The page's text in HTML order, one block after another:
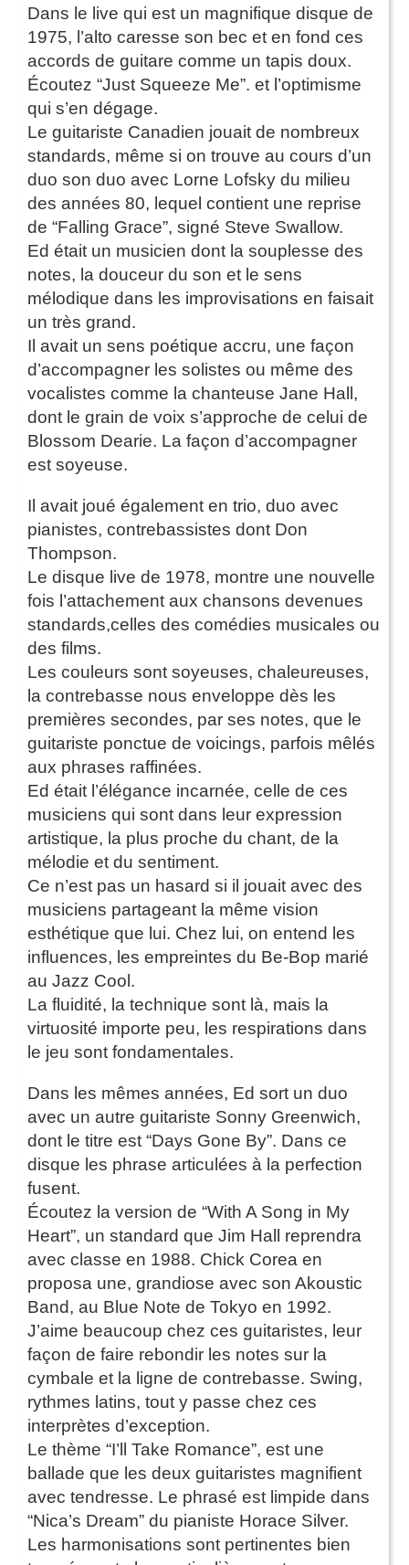
Dans le live qui est un magnifique disque de
1975, l’alto caresse son bec et en fond ces
accords de guitare comme un tapis doux.
Écoutez “Just Squeeze Me”. et l’optimisme
qui s’en dégage.
Le guitariste Canadien jouait de nombreux
standards, même si on trouve au cours d’un
duo son duo avec Lorne Lofsky du milieu
des années 80, lequel contient une reprise
de “Falling Grace”, signé Steve Swallow.
Ed était un musicien dont la souplesse des
notes, la douceur du son et le sens
mélodique dans les improvisations en faisait
un très grand.
Il avait un sens poétique accru, une façon
d’accompagner les solistes ou même des
vocalistes comme la chanteuse Jane Hall,
dont le grain de voix s’approche de celui de
Blossom Dearie. La façon d’accompagner
est soyeuse.
Il avait joué également en trio, duo avec
pianistes, contrebassistes dont Don
Thompson.
Le disque live de 1978, montre une nouvelle
fois l’attachement aux chansons devenues
standards,celles des comédies musicales ou
des films.
Les couleurs sont soyeuses, chaleureuses,
la contrebasse nous enveloppe dès les
premières secondes, par ses notes, que le
guitariste ponctue de voicings, parfois mêlés
aux phrases raffinées.
Ed était l’élégance incarnée, celle de ces
musiciens qui sont dans leur expression
artistique, la plus proche du chant, de la
mélodie et du sentiment.
Ce n’est pas un hasard si il jouait avec des
musiciens partageant la même vision
esthétique que lui. Chez lui, on entend les
influences, les empreintes du Be-Bop marié
au Jazz Cool.
La fluidité, la technique sont là, mais la
virtuosité importe peu, les respirations dans
le jeu sont fondamentales.
Dans les mêmes années, Ed sort un duo
avec un autre guitariste Sonny Greenwich,
dont le titre est “Days Gone By”. Dans ce
disque les phrase articulées à la perfection
fusent.
Écoutez la version de “With A Song in My
Heart”, un standard que Jim Hall reprendra
avec classe en 1988. Chick Corea en
proposa une, grandiose avec son Akoustic
Band, au Blue Note de Tokyo en 1992.
J’aime beaucoup chez ces guitaristes, leur
façon de faire rebondir les notes sur la
cymbale et la ligne de contrebasse. Swing,
rythmes latins, tout y passe chez ces
interprètes d’exception.
Le thème “I’ll Take Romance”, est une
ballade que les deux guitaristes magnifient
avec tendresse. Le phrasé est limpide dans
“Nica’s Dream” du pianiste Horace Silver.
Les harmonisations sont pertinentes bien